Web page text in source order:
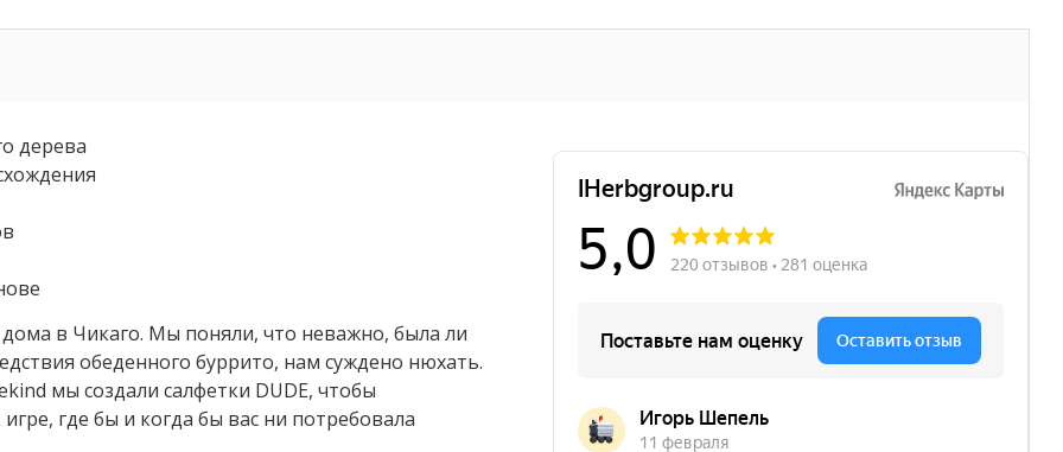
дерева
в Чикаго. Мы поняли, что неважно, была ли
обеденного буррито, нам суждено нюхать.
мы создали салфетки DUDE, чтобы
где бы и когда бы вас ни потребовала